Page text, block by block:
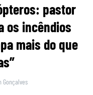
pastor
os incêndios
mais do que
Gonçalves